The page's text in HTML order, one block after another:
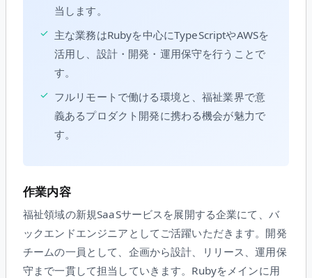
当します。
✓ 主な業務はRubyを中心にTypeScriptやAWSを
活用し、設計・開発・運用保守を行うことで
す。
✓ フルリモートで働ける環境と、福祉業界で意
義あるプロダクト開発に携わる機会が魅力で
す。
作業内容
福祉領域の新規SaaSサービスを展開する企業にて、バ
ックエンドエンジニアとしてご活躍いただきます。開発
チームの一員として、企画から設計、リリース、運用保
守まで一貫して担当していきます。Rubyをメインに用